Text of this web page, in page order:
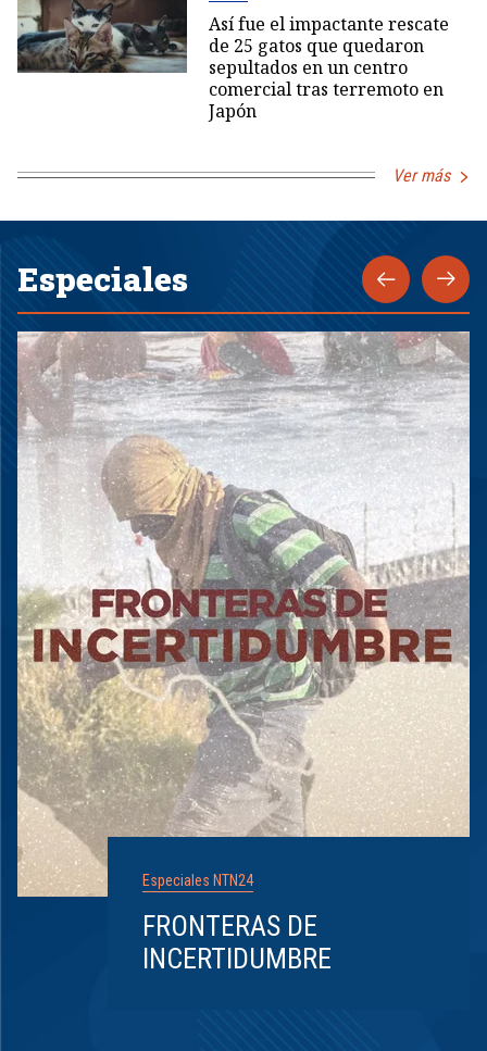
Así fue el impactante rescate
de 25 gatos que quedaron
sepultados en un centro
comercial tras terremoto en
Japón
Ver más
Especiales
Especiales NTN24
FRONTERAS DE
INCERTIDUMBRE